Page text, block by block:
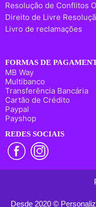
Resolução de Conflitos
Direito de Livre
Livro de reclamações
FORMAS DE
MB Way
Multibanco
Transferência Bancária
Cartão de Crédito
Paypal
Payshop
REDES SOCIAIS
Desde 2020 ©